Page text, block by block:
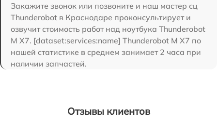
Закажите звонок или позвоните и наш мастер сц
Thunderobot в Краснодаре проконсультирует и
озвучит стоимость работ над ноутбука Thunderobot
M X7. [dataset:services:name] Thunderobot M X7 по
нашей статистике в среднем занимает 2 часа при
наличии запчастей.
Отзывы клиентов